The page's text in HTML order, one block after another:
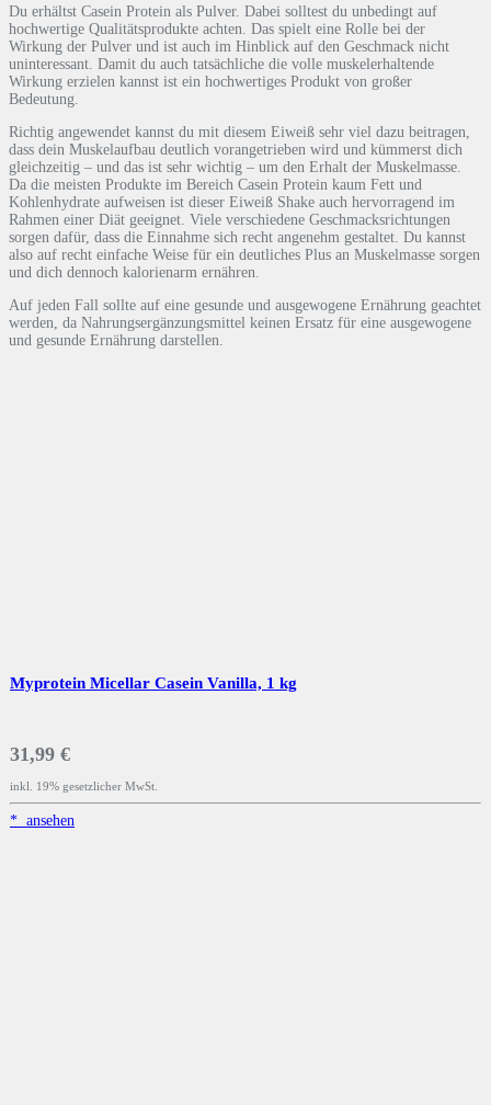
Du erhältst Casein Protein als Pulver. Dabei solltest du unbedingt auf
hochwertige Qualitätsprodukte achten. Das spielt eine Rolle bei der
Wirkung der Pulver und ist auch im Hinblick auf den Geschmack nicht
uninteressant. Damit du auch tatsächliche die volle muskelerhaltende
Wirkung erzielen kannst ist ein hochwertiges Produkt von großer
Bedeutung.
Richtig angewendet kannst du mit diesem Eiweiß sehr viel dazu beitragen,
dass dein Muskelaufbau deutlich vorangetrieben wird und kümmerst dich
gleichzeitig – und das ist sehr wichtig – um den Erhalt der Muskelmasse.
Da die meisten Produkte im Bereich Casein Protein kaum Fett und
Kohlenhydrate aufweisen ist dieser Eiweiß Shake auch hervorragend im
Rahmen einer Diät geeignet. Viele verschiedene Geschmacksrichtungen
sorgen dafür, dass die Einnahme sich recht angenehm gestaltet. Du kannst
also auf recht einfache Weise für ein deutliches Plus an Muskelmasse sorgen
und dich dennoch kalorienarm ernähren.
Auf jeden Fall sollte auf eine gesunde und ausgewogene Ernährung geachtet
werden, da Nahrungsergänzungsmittel keinen Ersatz für eine ausgewogene
und gesunde Ernährung darstellen.
Myprotein Micellar Casein Vanilla, 1 kg
31,99 €
inkl. 19% gesetzlicher MwSt.
* ansehen